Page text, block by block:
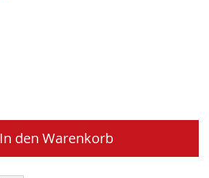
In den Warenkorb